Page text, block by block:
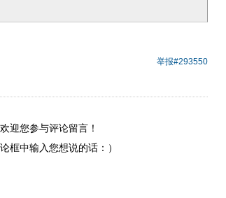
举报#293550
迎您参与评论留言！
框中输入您想说的话：）